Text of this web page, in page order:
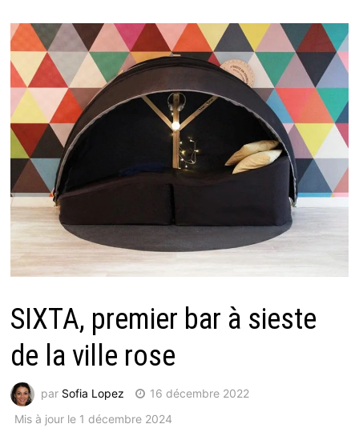
SIXTA, premier bar à sieste
de la ville rose
par Sofia Lopez
16 décembre 2022
Mis à jour le 1 décembre 2024